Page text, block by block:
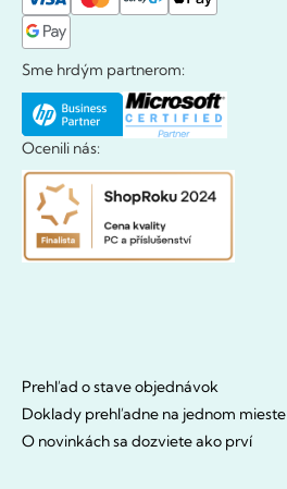
Sme hrdým partnerom:
Ocenili nás:
Prehľad o stave objednávok
Doklady prehľadne na jednom mieste
O novinkách sa dozviete ako prví